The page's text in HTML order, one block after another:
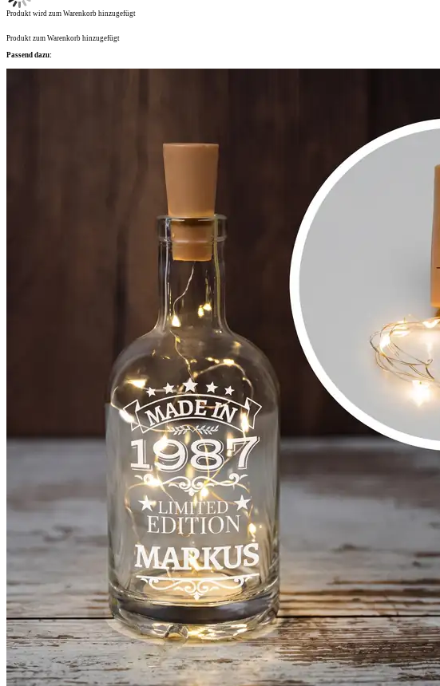
Produkt wird zum Warenkorb hinzugefügt
Produkt zum Warenkorb hinzugefügt
Passend dazu: